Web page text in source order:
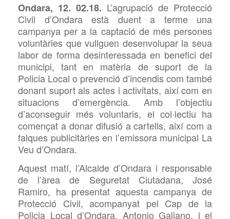
Ondara, 12. 02.18. L’agrupació de Protecció
Civil d’Ondara està duent a terme una
campanya per a la captació de més persones
voluntàries que vullguen desenvolupar la seua
labor de forma desinteressada en benefici del
municipi, tant en matèria de suportde la
Policia Local o prevenció d’incendis com també
donant suport als actes i activitats, així com en
situacions d’emergència. Amb l’objectiu
d’aconseguir més voluntaris, el col·lectiu ha
començat a donar difusió a cartells, així com a
falques publicitàries en l’emissora municipal La
Veu d’Ondara.
Aquest matí, l’Alcalde d’Ondara i responsable
de l’àrea de Seguretat Ciutadana, José
Ramiro, ha presentat aquesta campanya de
Protecció Civil, acompanyat pel Cap de la
Policia Local d’Ondara, Antonio Galiano, i el